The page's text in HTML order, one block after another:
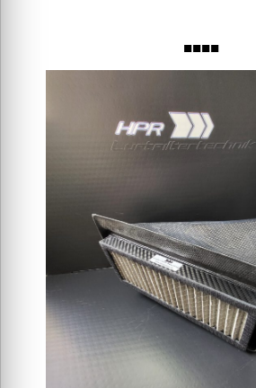
■■■■